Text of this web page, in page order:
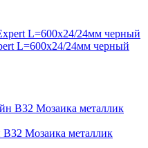
L=600х24/24мм черный
Мозаика металлик